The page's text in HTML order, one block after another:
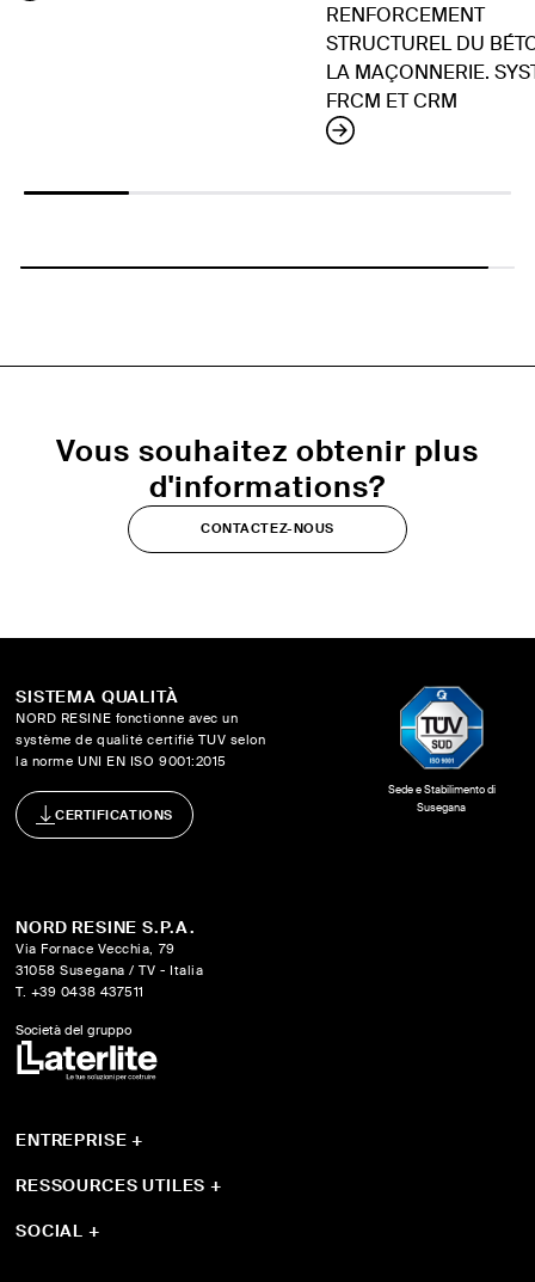
RENFORCEMENT
STRUCTUREL DU
LA MAÇONNERIE.
FRCM ET CRM
Vous souhaitez obtenir plus
d'informations?
CONTACTEZ-NOUS
Sede e Stabilimento di
Susegana
SISTEMA QUALITÀ
NORD RESINE fonctionne avec un
système de qualité certifié TUV selon
la norme UNI EN ISO 9001:2015
CERTIFICATIONS
NORD RESINE S.P.A.
Via Fornace Vecchia, 79
31058 Susegana / TV - Italia
T. +39 0438 437511
Società del gruppo
ENTREPRISE+
Sistemi
RESSOURCES UTILES+
Télécharger
SOCIAL +